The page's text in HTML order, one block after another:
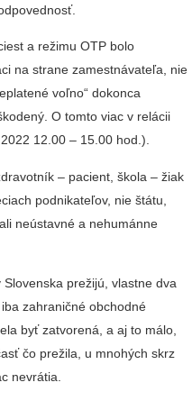
a režimu OTP bolo
na strane zamestnávateľa, nie
voľno“ dokonca
O tomto viac v relácii
12.00 – 15.00 hod.).
– pacient, škola – žiak
podnikateľov, nie štátu,
neústavné a nehumánne
prežijú, vlastne dva
zahraničné obchodné
byť zatvorená, a aj to málo,
čo prežila, u mnohých skrz
nevrátia.